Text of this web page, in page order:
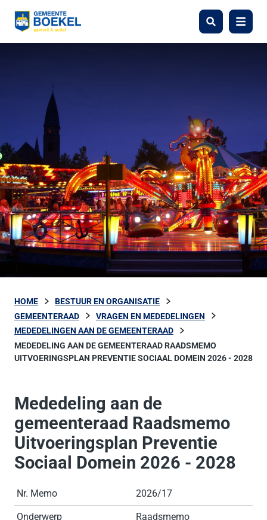
Zoeken Menu
HOME
BESTUUR EN ORGANISATIE
GEMEENTERAAD
VRAGEN EN MEDEDELINGEN
MEDEDELINGEN AAN DE GEMEENTERAAD
MEDEDELING AAN DE GEMEENTERAAD RAADSMEMO
UITVOERINGSPLAN PREVENTIE SOCIAAL DOMEIN 2026 - 2028
Mededeling aan de
gemeenteraad Raadsmemo
Uitvoeringsplan Preventie
Sociaal Domein 2026 - 2028
Nr. Memo 2026/17
Onderwerp
Raadsmemo